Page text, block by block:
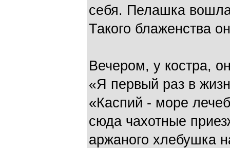
себя. Пелашка
Такого блаженства
Вечером, у костра,
«Я первый раз в
«Каспий - море
сюда чахотные
аржаного хлебушка